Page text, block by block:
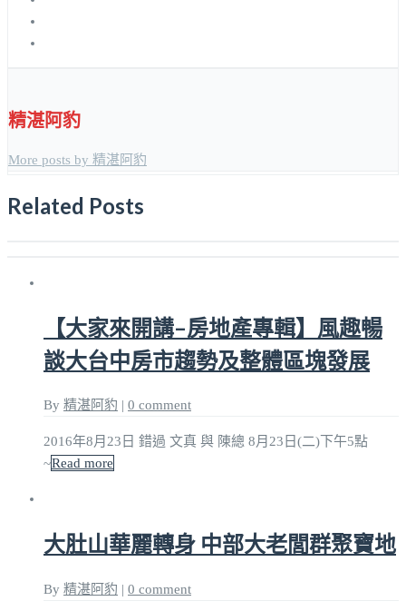
精湛阿豹
More posts by 精湛阿豹
Related Posts
【大家來開講–房地產專輯】風趣暢
談大台中房市趨勢及整體區塊發展
By 精湛阿豹 | 0 comment
2016年8月23日 錯過 文真 與 陳總 8月23日(二)下午5點
~Read more
大肚山華麗轉身 中部大老閭群聚寶地
By 精湛阿豹 | 0 comment